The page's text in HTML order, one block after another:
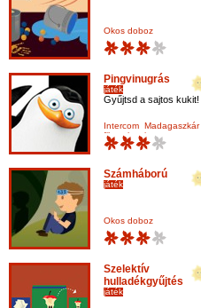
Okos doboz
Pingvinugrás
játék
Gyűjtsd a sajtos kukit!
Intercom Madagaszkár
film
pingvin
Számháború
játék
Okos doboz
Szelektív
hulladékgyűjtés
játék